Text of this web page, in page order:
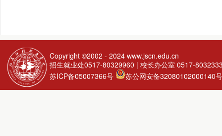
Copyright ©2002 - 2024 www.jscn.edu.cn
招生就业处0517-80329960 | 校长办公室 0517-
苏ICP备05007366号
苏公网安备32080102000140号